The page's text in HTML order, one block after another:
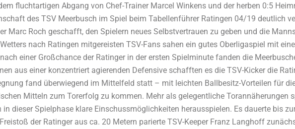
fluchtartigen Abgang von Chef-Trainer Marcel Winkens und der herben 0:5
des TSV Meerbusch im Spiel beim Tabellenführer Ratingen 04/19 deutlich
Marc Roch geschafft, den Spielern neues Selbstvertrauen zu geben und die
nach Ratingen mitgereisten TSV-Fans sahen ein gutes Oberligaspiel mit
einer Großchance der Ratinger in der ersten Spielminute fanden die
aus einer konzentriert agierenden Defensive schafften es die TSV-Kicker die
fand überwiegend im Mittelfeld statt – mit leichten Ballbesitz-Vorteilen für
Mitteln zum Torerfolg zu kommen. Mehr als gelegentliche Torannäherungen
in dieser Spielphase klare Einschussmöglichkeiten herausspielen. Es dauerte bis
der Ratinger aus ca. 20 Metern parierte TSV-Keeper Franz Langhoff